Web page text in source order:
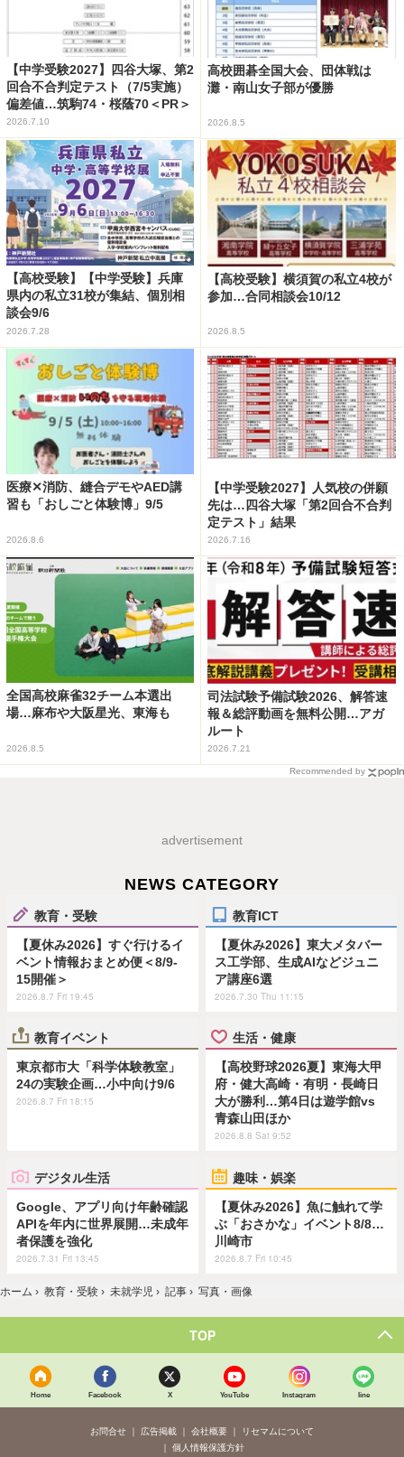
【中学受験2027】四谷大塚、第2
回合不合判定テスト（7/5実施）
偏差値…筑駒74・桜蔭70＜PR＞
2026.7.10
高校囲碁全国大会、団体戦は
灘・南山女子部が優勝
2026.8.5
【高校受験】【中学受験】兵庫
県内の私立31校が集結、個別相
談会9/6
2026.7.28
【高校受験】横須賀の私立4校が
参加…合同相談会10/12
2026.8.5
医療✕消防、縫合デモやAED講
習も「おしごと体験博」9/5
2026.8.6
【中学受験2027】人気校の併願
先は…四谷大塚「第2回合不合判
定テスト」結果
2026.7.16
全国高校麻雀32チーム本選出
場…麻布や大阪星光、東海も
2026.8.5
司法試験予備試験2026、解答速
報＆総評動画を無料公開…アガ
ルート
2026.7.21
Recommended by
advertisement
NEWS CATEGORY
教育・受験
【夏休み2026】すぐ行けるイ
ベント情報おまとめ便＜8/9-
15開催＞
2026.8.7 Fri 19:45
教育ICT
【夏休み2026】東大メタバー
ス工学部、生成AIなどジュニ
ア講座6選
2026.7.30 Thu 11:15
教育イベント
東京都市大「科学体験教室」
24の実験企画…小中向け9/6
2026.8.7 Fri 18:15
生活・健康
【高校野球2026夏】東海大甲
府・健大高崎・有明・長崎日
大が勝利…第4日は遊学館vs
青森山田ほか
2026.8.8 Sat 9:52
デジタル生活
Google、アプリ向け年齢確認
APIを年内に世界展開…未成年
者保護を強化
2026.7.31 Fri 13:45
趣味・娯楽
【夏休み2026】魚に触れて学
ぶ「おさかな」イベント8/8…
川崎市
2026.8.7 Fri 10:45
ホーム › 教育・受験 › 未就学児 › 記事 › 写真・画像
TOP
Home Facebook X YouTube Instagram line
お問合せ 広告掲載 会社概要
リセマムについて
個人情報保護方針